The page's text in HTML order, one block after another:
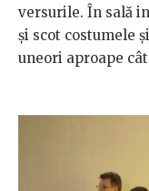
versurile. În sală
și scot costumele
uneori aproape